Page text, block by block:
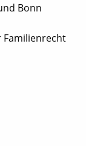
Bonn
Familienrecht